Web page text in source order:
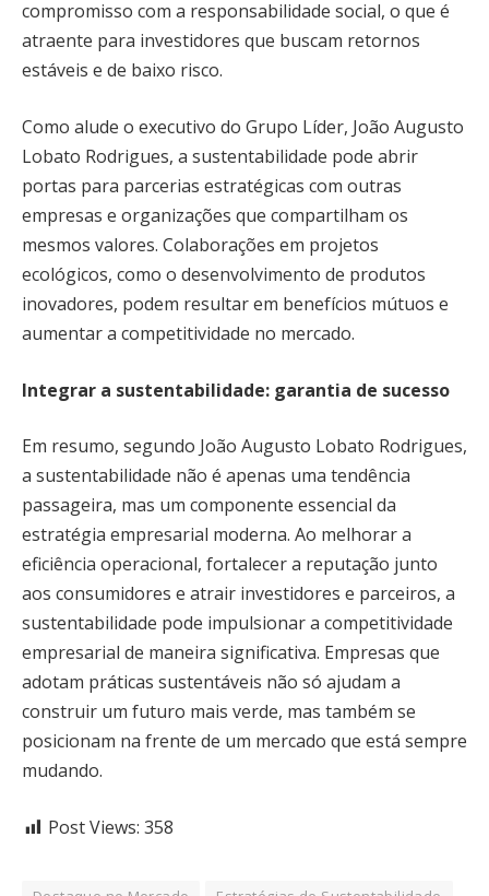
compromisso com a responsabilidade social, o que é
atraente para investidores que buscam retornos
estáveis e de baixo risco.
Como alude o executivo do Grupo Líder, João Augusto
Lobato Rodrigues, a sustentabilidade pode abrir
portas para parcerias estratégicas com outras
empresas e organizações que compartilham os
mesmos valores. Colaborações em projetos
ecológicos, como o desenvolvimento de produtos
inovadores, podem resultar em benefícios mútuos e
aumentar a competitividade no mercado.
Integrar a sustentabilidade: garantia de sucesso
Em resumo, segundo João Augusto Lobato Rodrigues,
a sustentabilidade não é apenas uma tendência
passageira, mas um componente essencial da
estratégia empresarial moderna. Ao melhorar a
eficiência operacional, fortalecer a reputação junto
aos consumidores e atrair investidores e parceiros, a
sustentabilidade pode impulsionar a competitividade
empresarial de maneira significativa. Empresas que
adotam práticas sustentáveis não só ajudam a
construir um futuro mais verde, mas também se
posicionam na frente de um mercado que está sempre
mudando.
Post Views: 358